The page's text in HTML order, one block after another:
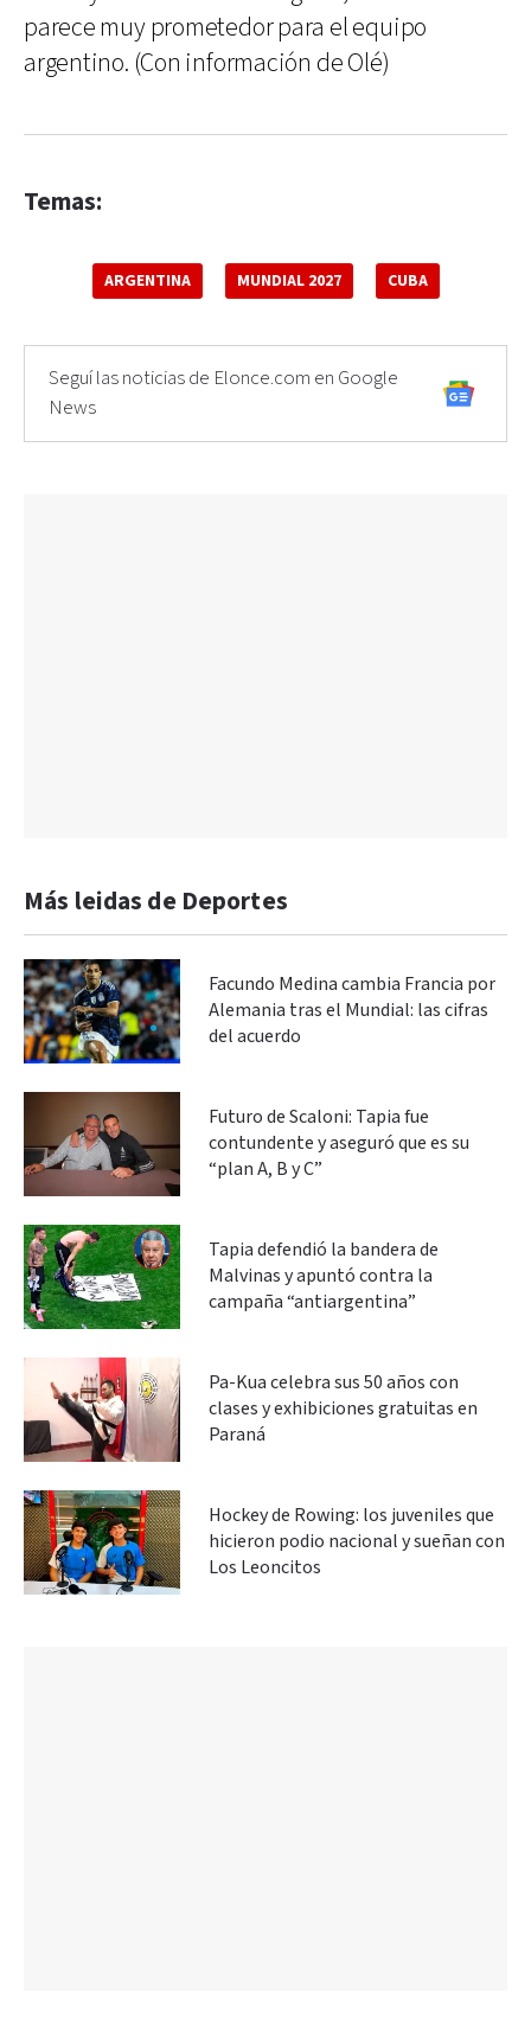
parece muy prometedor para el equipo
argentino. (Con información de Olé)
Temas:
ARGENTINA MUNDIAL 2027 CUBA
Seguí las noticias de Elonce.com en Google
News
Más leidas de Deportes
Facundo Medina cambia Francia por
Alemania tras el Mundial: las cifras
del acuerdo
Futuro de Scaloni: Tapia fue
contundente y aseguró que es su
“plan A, B y C”
Tapia defendió la bandera de
Malvinas y apuntó contra la
campaña “antiargentina”
Pa-Kua celebra sus 50 años con
clases y exhibiciones gratuitas en
Paraná
Hockey de Rowing: los juveniles que
hicieron podio nacional y sueñan con
Los Leoncitos